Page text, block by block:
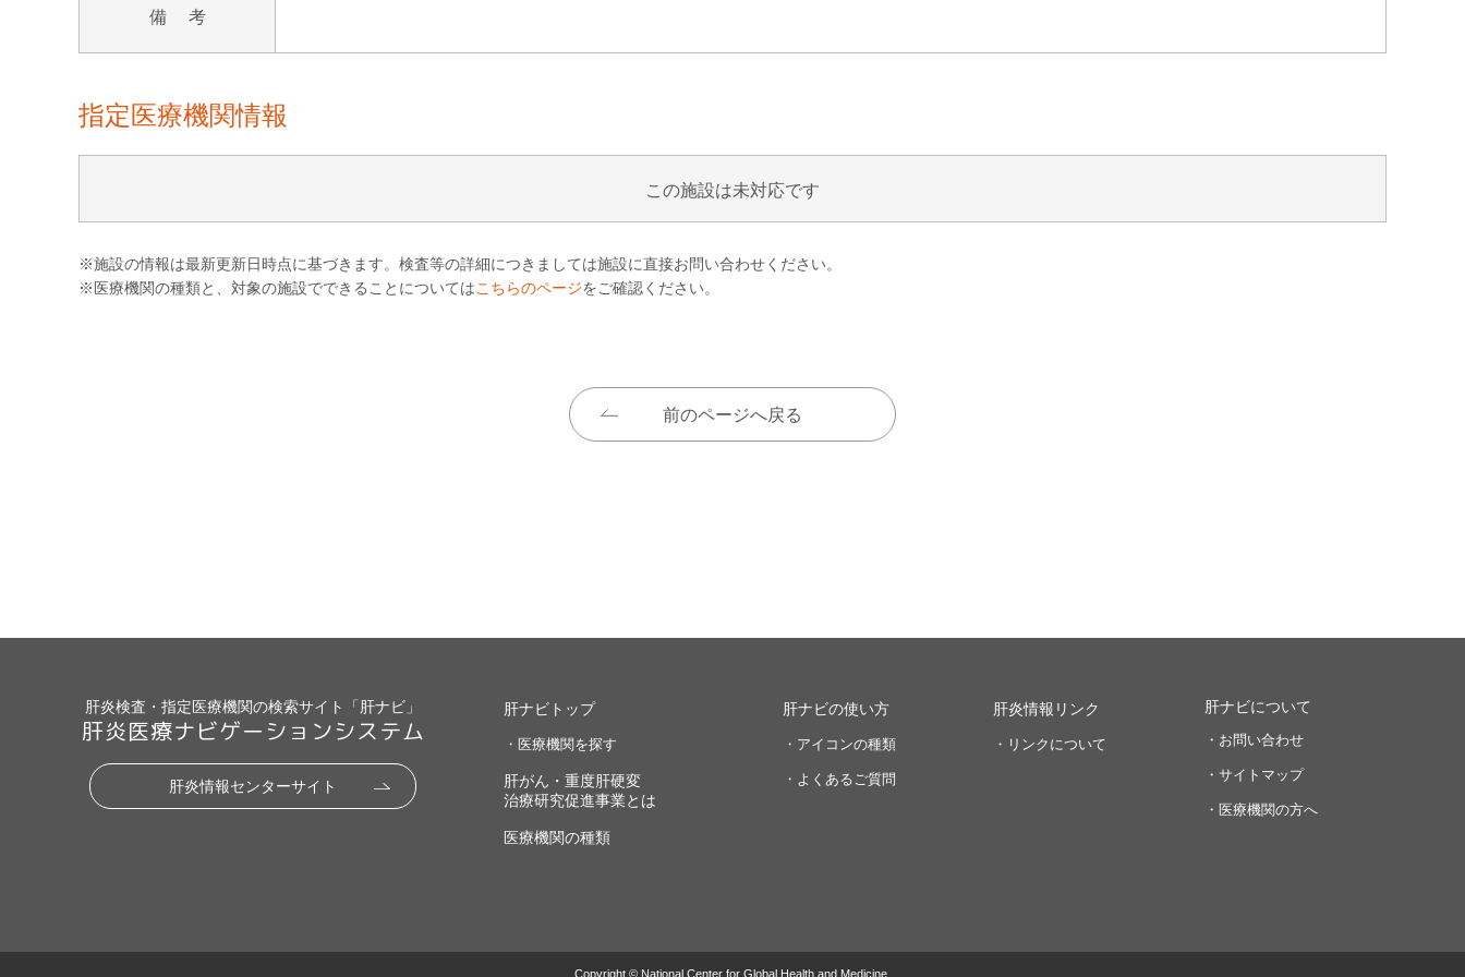
備 考
指定医療機関情報
この施設は未対応です
※施設の情報は最新更新日時点に基づきます。検査等の詳細につきましては施設に直接お問い合わせください。
※医療機関の種類と、対象の施設でできることについてはこちらのページをご確認ください。
前のページへ戻る
肝炎検査・指定医療機関の検索サイト「肝ナビ」
肝炎医療ナビゲーションシステム
肝炎情報センターサイト
肝ナビトップ
・医療機関を探す
肝がん・重度肝硬変
治療研究促進事業とは
医療機関の種類
肝ナビの使い方
・アイコンの種類
・よくあるご質問
肝炎情報リンク
・リンクについて
肝ナビについて
・お問い合わせ
・サイトマップ
・医療機関の方へ
Copyright © National Center for Global Health and Medicine.